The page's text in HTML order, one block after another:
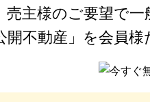
売主様のご要望で
開不動産」を会員